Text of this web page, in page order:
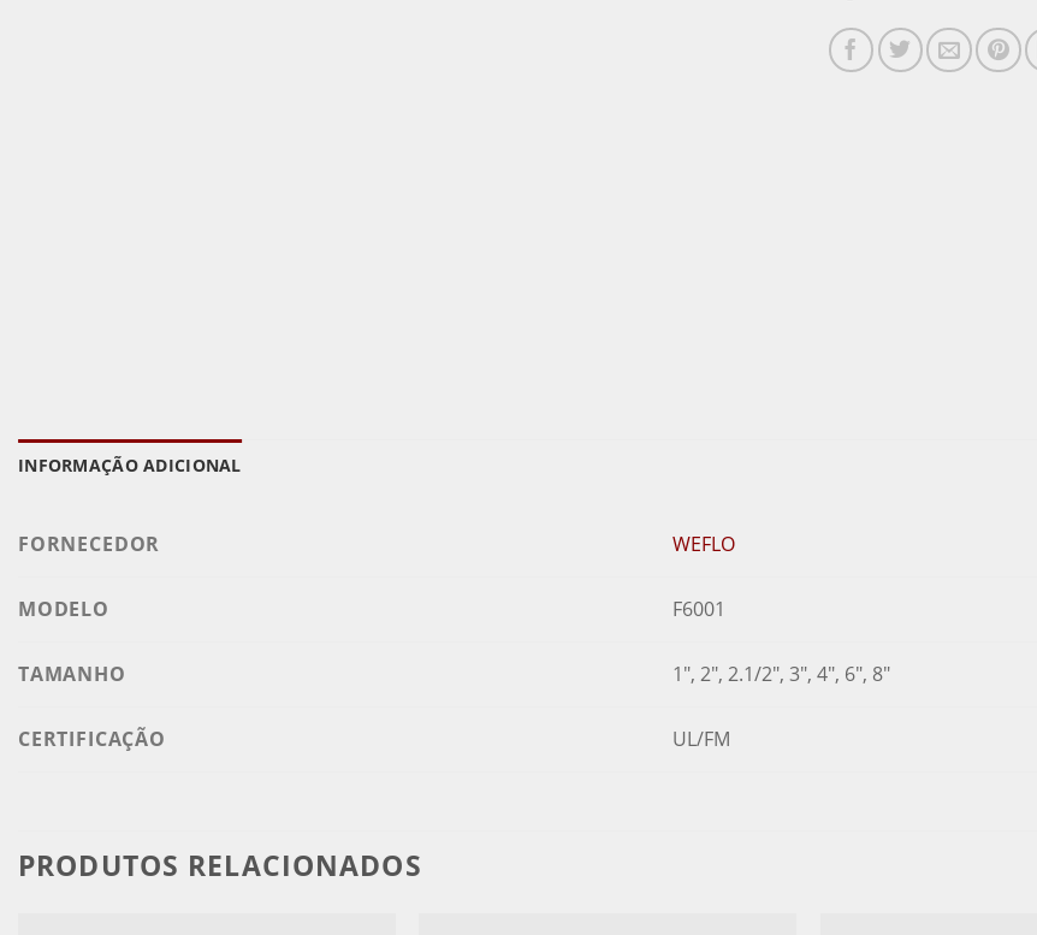
INFORMAÇÃO ADICIONAL
FORNECEDOR WEFLO
MODELO F6001
TAMANHO 1", 2", 2.1/2", 3", 4", 6", 8"
CERTIFICAÇÃO UL/FM
PRODUTOS RELACIONADOS